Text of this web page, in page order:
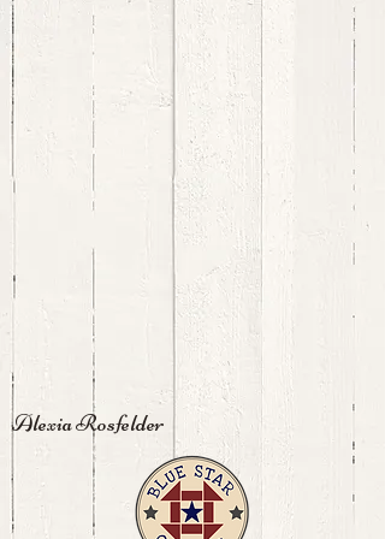
Alexia Rosfelder